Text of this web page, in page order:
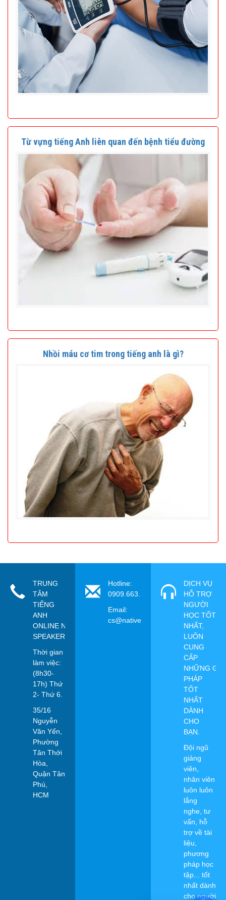
Từ vựng tiếng Anh liên quan đến bệnh tiểu đường
Nhồi máu cơ tim trong tiếng anh là gì?
TRUNG
TÂM
TIẾNG
ANH
ONLINE NATIVE
SPEAKER
Thời gian
làm việc:
(8h30-
17h) Thứ
2- Thứ 6.
35/16
Nguyễn
Văn Yến,
Phường
Tân Thới
Hòa,
Quận Tân
Phú,
HCM
Hotline:
0909.663.115
Email:
cs@nativespeaker.vn
DỊCH VỤ
HỖ TRỢ
NGƯỜI
HỌC TỐT
NHẤT,
LUÔN
CUNG
CẤP
NHỮNG GIẢI
PHÁP
TỐT
NHẤT
DÀNH
CHO
BẠN.
Đội ngũ
giảng
viên,
nhân viên
luôn luôn
lắng
nghe, tư
vấn, hỗ
trợ về tài
liệu,
phương
pháp học
tập... tốt
nhất dành
cho người